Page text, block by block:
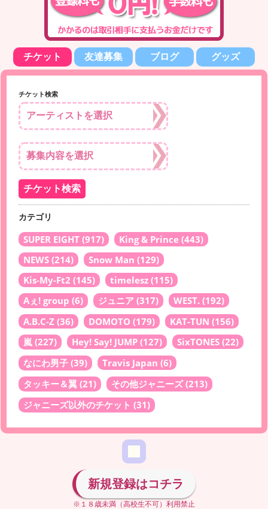
チケット 友達募集 ブログ グッズ
チケット検索
カテゴリ
SUPER EIGHT (917) King & Prince (443)
NEWS (214) Snow Man (129)
Kis-My-Ft2 (145) timelesz (115)
Aぇ! group (6) ジュニア (317) WEST. (192)
A.B.C-Z (36) DOMOTO (179) KAT-TUN (156)
嵐 (227) Hey! Say! JUMP (127) SixTONES (22)
なにわ男子 (39) Travis Japan (6)
タッキー＆翼 (21) その他ジャニーズ(213)
ジャニーズ以外のチケット (31)
新規登録はコチラ
※１８歳未満（高校生不可）利用禁止